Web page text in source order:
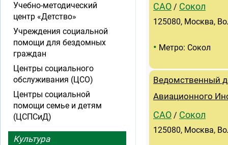
САО / Сокол
125080, Москва,
• Метро: Сокол
Ведомственный
Авиационного
САО / Сокол
125080, Москва,
Учебно-методический
центр «Детство»
Учреждения социальной
помощи для бездомных
граждан
Центры социального
обслуживания (ЦСО)
Центры социальной
помощи семье и детям
(ЦСПСиД)
Культура